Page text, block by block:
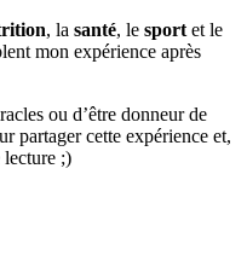
, la santé, le sport et le
mon expérience après
ou d’être donneur de
partager cette expérience et,
lecture ;)